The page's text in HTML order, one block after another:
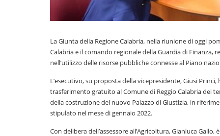
La Giunta della Regione Calabria, nella riunione di oggi
Calabria e il comando regionale della Guardia di
nell’utilizzo delle risorse pubbliche connesse al Piano
L’esecutivo, su proposta della vicepresidente, Giusi
trasferimento gratuito al Comune di Reggio Calabria dei
della costruzione del nuovo Palazzo di Giustizia, in
stipulato nel mese di gennaio 2022.
Con delibera dell’assessore all’Agricoltura, Gianluca